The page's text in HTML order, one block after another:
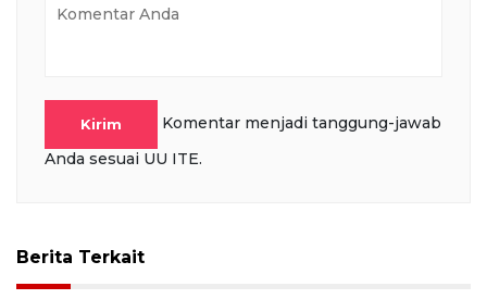
Kirim
Komentar menjadi tanggung-jawab
Anda sesuai UU ITE.
Berita Terkait